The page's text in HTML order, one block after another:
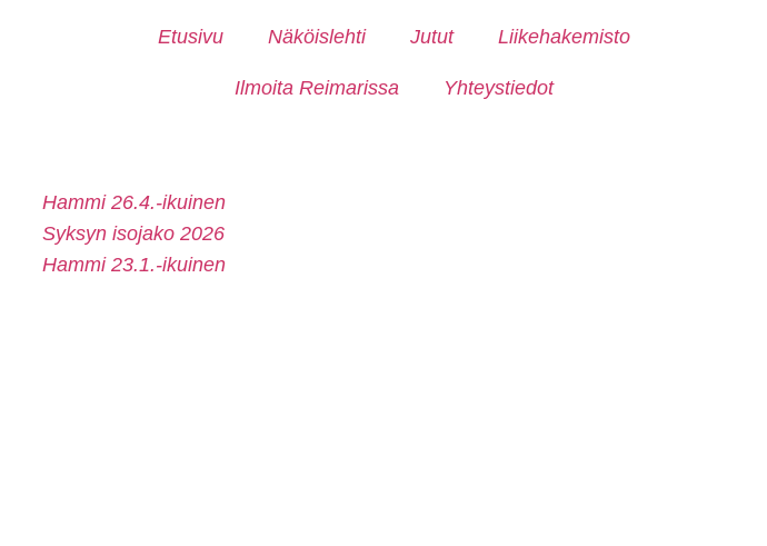
Etusivu Näköislehti Jutut Liikehakemisto
Ilmoita Reimarissa Yhteystiedot
Hammi 26.4.-ikuinen
Syksyn isojako 2026
Hammi 23.1.-ikuinen